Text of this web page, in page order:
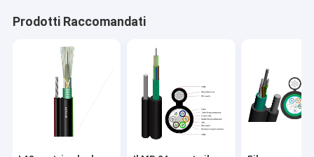
Prodotti Raccomandati